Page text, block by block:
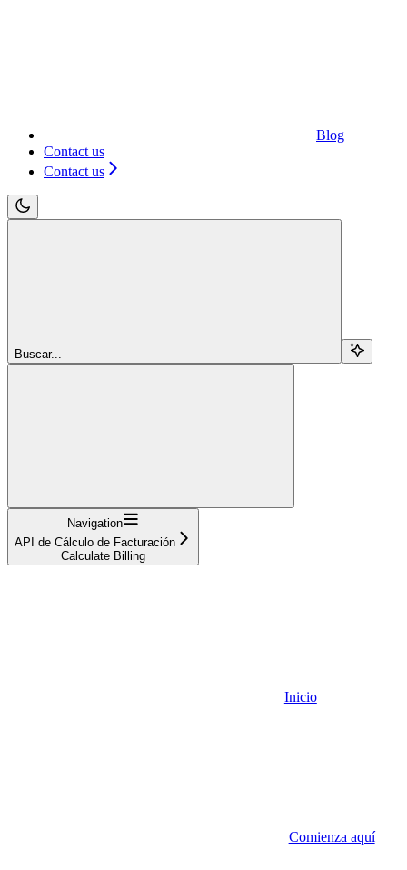
Blog
Contact us
Contact us
Buscar...
Navigation
API de Cálculo de Facturación
Calculate Billing
Inicio
Comienza aquí